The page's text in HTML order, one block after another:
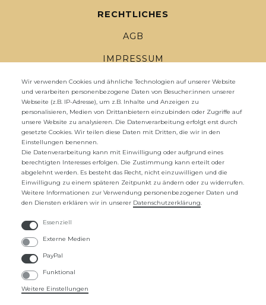
RECHTLICHES
AGB
IMPRESSUM
DATENSCHUTZ
WIDERRUFSRECHT
WIDERRUFS­FORMULAR
ZAHLUNG UND VERSAND
UNTERNEHMEN
ÜBER UNS
Wir verwenden Cookies und ähnliche Technologien auf unserer Website
und verarbeiten personenbezogene Daten von Besucher:innen unserer
Webseite (z.B. IP-Adresse), um z.B. Inhalte und Anzeigen zu
personalisieren, Medien von Drittanbietern einzubinden oder Zugriffe auf
unsere Website zu analysieren. Die Datenverarbeitung erfolgt erst durch
gesetzte Cookies. Wir teilen diese Daten mit Dritten, die wir in den
Einstellungen benennen.
Die Datenverarbeitung kann mit Einwilligung oder aufgrund eines
berechtigten Interesses erfolgen. Die Zustimmung kann erteilt oder
abgelehnt werden. Es besteht das Recht, nicht einzuwilligen und die
Einwilligung zu einem späteren Zeitpunkt zu ändern oder zu widerrufen.
Weitere Informationen zur Verwendung personenbezogener Daten und
den Diensten erklären wir in unserer Daten­schutz­erklärung.
Essenziell
Externe Medien
PayPal
Funktional
Weitere Einstellungen